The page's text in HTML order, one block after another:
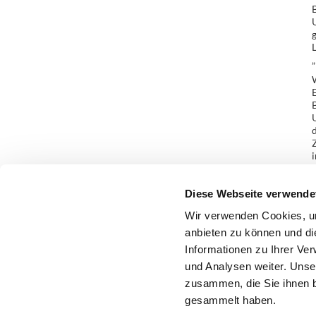
Diese Webseite
Wir verwenden Cookies,
anbieten zu können und
Informationen zu Ihrer
und Analysen weiter.
zusammen, die Sie ihnen
gesammelt haben.